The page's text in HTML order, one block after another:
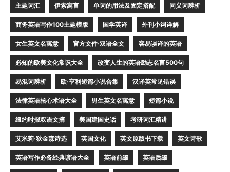
主题词汇 伊索寓言 单词的用法及固定搭配 同义词辨析
商务英语写作100主题模版 国学英译 外刊小词详解
女生英文名寓意 官方文件·双语全文 容易误译的英语
必知的欧美文化常识大全 改变人生的英语励志名言500句
易混词辨析 欧·亨利短篇小说合集 汉译英常见错误
法律英语核心术语大全 男生英文名寓意 短篇小说
纽约时报双语文摘 美国建国史话 考研词汇精讲
艾米莉·狄金森诗选 英国文化 英文原版书下载 英文诗歌
英语写作必备经典谚语大全 英语前缀 英语后缀